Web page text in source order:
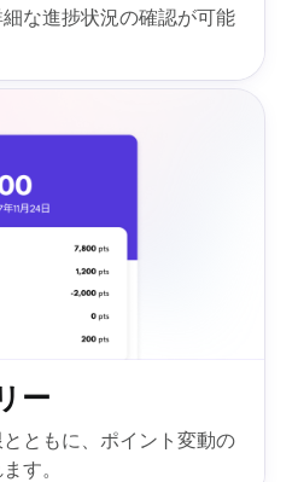
な進捗状況の確認が可能
ー
ともに、ポイント変動の
す。